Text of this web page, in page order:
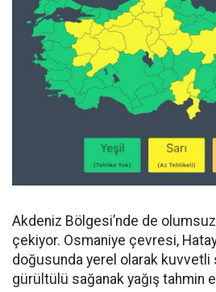
Akdeniz Bölgesi’nde de
çekiyor. Osmaniye çevresi, Hatay
doğusunda yerel olarak kuvvetli
gürültülü sağanak yağış tahmin